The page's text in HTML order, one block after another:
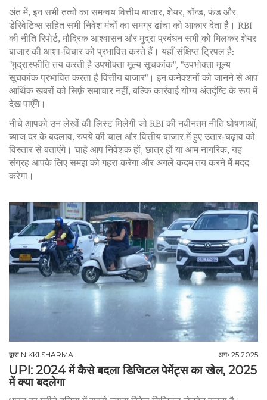
अंत में, इन सभी तत्वों का समन्वयवित्तीय बाजार, शेयर, बॉन्ड, फंड और
डेरिवेटिव्स सहित सभी निवेश मंचों का समग्र ढांचाको आकार देता है। RBI
की नीति रिपोर्ट, मौद्रिक आश्वासन और मुद्रा प्रबंधन सभी को मिलकर शेयर
बाजार की आशा‑विचार को प्रभावित करते हैं। यहाँ संक्षिप्त ट्रिपल है:
"मुद्रास्फीति तय करती है उपभोक्ता मूल्य सूचकांक", "उपभोक्ता मूल्य
सूचकांक प्रभावित करता है वित्तीय बाजार"। इन कनेक्शनों को जानने से आप
आर्थिक खबरों को सिर्फ़ समाचार नहीं, बल्कि कार्रवाई योग्य अंतर्दृष्टि के रूप में
देख पाएँगे।
नीचे आपको उन लेखों की लिस्ट मिलेगी जो RBI की नवीनतम नीति घोषणाओं,
ब्याज दर के बदलाव, रुपये की चाल और वित्तीय बाजार में हुए उतार‑चढ़ाव को
विस्तार से बताएंगे। चाहे आप निवेशक हों, छात्र हों या आम नागरिक, यह
संग्रह आपके लिए समझ को गहरा करेगा और अगले कदम तय करने में मदद
करेगा।
द्वारा NIKKI SHARMA अग॰ 25 2025
UPI: 2024 में कैसे बदला डिजिटल पेमेंट्स का खेल, 2025
में क्या बदलेगा